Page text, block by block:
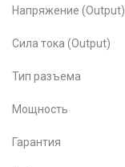
Напряжение (Output)
Сила тока (Output)
Тип разъема
Мощность
Гарантия